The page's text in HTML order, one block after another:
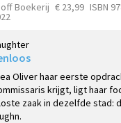
Boekerij € 23,99 ISBN
Oliver haar eerste
krijgt, ligt haar
zaak in dezelfde stad: